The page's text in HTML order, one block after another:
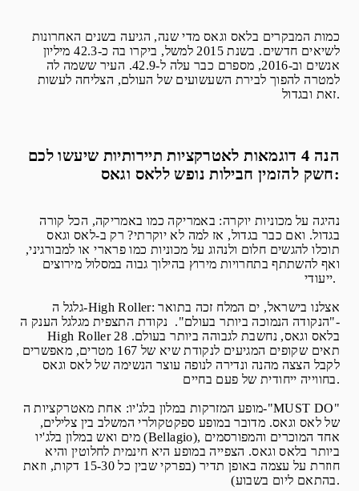
כמות המבקרים בלאס וגאס מדי שנה, הגיעה בשנים האחרונות
לשיאים חדשים. בשנת 2015 למשל, ביקרו בה כ-42.3 מיליון
אנשים וב-2016, מספרם כבר עלה ל-42.9. העיר ששמה לה
למטרה להפוך לבירת השעשועים של העולם, הצליחה לעשות
זאת ובגדול.
הנה 4 דוגמאות לאטרקציות תיירותיות שיעשו לכם
חשק להזמין חבילות נופש ללאס וגאס:
נהיגה על מכוניות יוקרה: באמריקה כמו באמריקה, הכל קורה
בגדול. ואם כבר בגדול, אז למה לא יוקרתי? רק ב-לאס וגאס
תוכלו להגשים חלום ולנהוג על מכוניות כמו פרארי או למבורגיני,
ואף להשתתף בתחרויות מירוץ בהילוך גבוה במסלול מירוצים
ייעודי.
גלגל ה-High Roller: אצלנו בישראל, ים המלח זכה בתואר
"הנקודה הנמוכה ביותר בעולם". נקודת התצפית מגלגל הענק ה-
High Roller בלאס וגאס, נחשבת לגבוהה ביותר בעולם. 28
תאים שקופים המגיעים לנקודת שיא של 167 מטרים, מאפשרים
לקבל הצצה מהנה ונדירה לנופה עוצר הנשימה של לאס וגאס
בחווייה ייחודית של פעם בחיים.
מופע המזרקות במלון בלג'יו: אחת מאטרקציות ה-"MUST DO"
של לאס וגאס. מדובר במופע ספקטקולרי המשלב בין צלילים,
מים ואש במלון בלג'יו (Bellagio), אחד המוכרים והמפורסמים
ביותר בלאס וגאס. הצפייה במופע היא חינמית לחלוטין והיא
חוזרת על עצמה באופן תדיר (בפרקי שבין כל 15-30 דקות, וזאת
בהתאם ליום בשבוע).